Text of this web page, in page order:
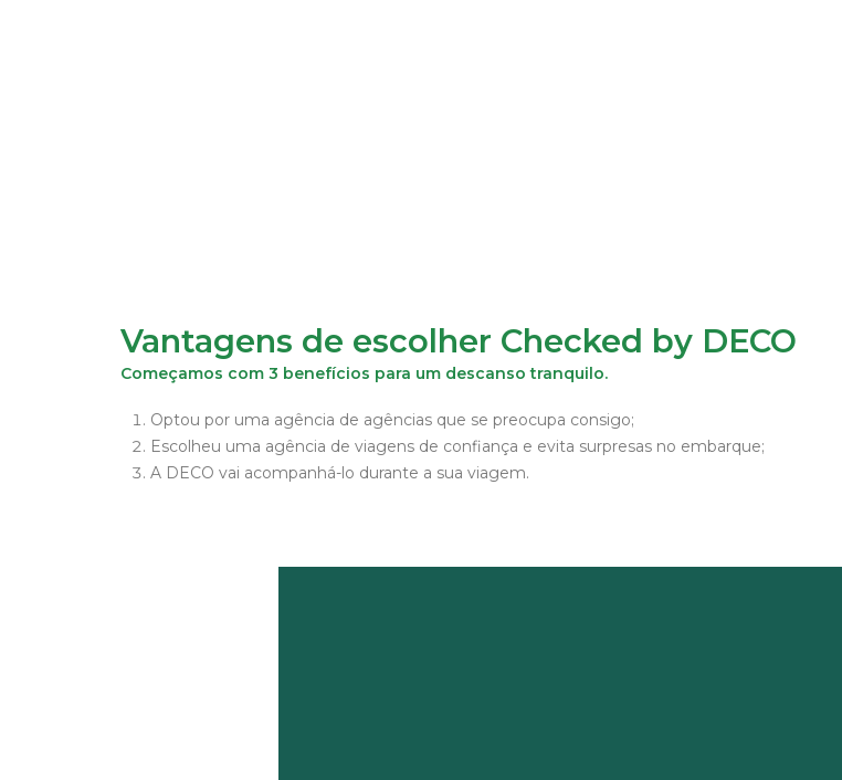
Vantagens de escolher Checked by DECO
Começamos com 3 benefícios para um descanso tranquilo.
Optou por uma agência de agências que se preocupa consigo;
Escolheu uma agência de viagens de confiança e evita surpresas no embarque;
A DECO vai acompanhá-lo durante a sua viagem.